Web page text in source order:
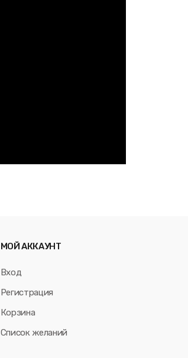
МОЙ АККАУНТ
Вход
Регистрация
Корзина
Список желаний